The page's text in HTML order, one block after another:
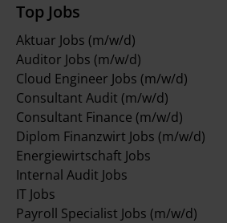
Top Jobs
Aktuar Jobs (m/w/d)
Auditor Jobs (m/w/d)
Cloud Engineer Jobs (m/w/d)
Consultant Audit (m/w/d)
Consultant Finance (m/w/d)
Diplom Finanzwirt Jobs (m/w/d)
Energiewirtschaft Jobs
Internal Audit Jobs
IT Jobs
Payroll Specialist Jobs (m/w/d)